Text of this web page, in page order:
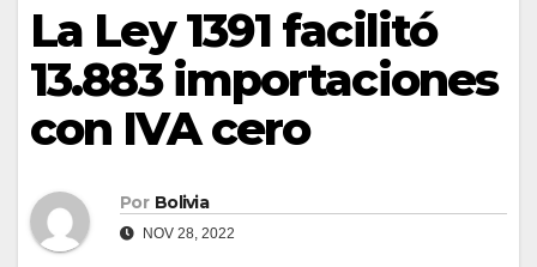
La Ley 1391 facilitó
13.883 importaciones
con IVA cero
Por Bolivia
NOV 28, 2022